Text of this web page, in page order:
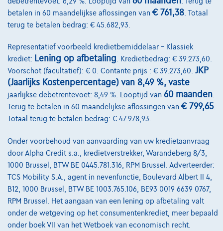
betalen in 60 maandelijkse aflossingen van € 761,38 . Totaal
terug te betalen bedrag: € 45.682,93.
Representatief voorbeeld kredietbemiddelaar – Klassiek
krediet: Lening op afbetaling. Kredietbedrag: € 39.273,60.
Voorschot (facultatief): € 0. Contante prijs : € 39.273,60. JKP
(Jaarlijks Kostenpercentage) van 8,49 %, vaste
jaarlijkse debetrentevoet: 8,49 %. Looptijd van 60 maanden.
Terug te betalen in 60 maandelijkse aflossingen van € 799,65.
Totaal terug te betalen bedrag: € 47.978,93.
Onder voorbehoud van aanvaarding van uw kredietaanvraag
door Alpha Credit s.a., kredietverstrekker, Warandeberg 8/3,
1000 Brussel, BTW BE 0445.781.316, RPM Brussel. Adverteerder:
TCS Mobility S.A., agent in nevenfunctie, Boulevard Albert II 4,
B12, 1000 Brussel, BTW BE 1003.765.106, BE93 0019 6639 0767,
RPM Brussel. Het aangaan van een lening op afbetaling valt
onder de wetgeving op het consumentenkrediet, meer bepaald
onder boek VII van het Wetboek van economisch recht.
Lease en persoonlijke lease
Over Ons
Word klant
Wie zijn we
Kwaliteitscharter
Onze dealers
Onze partners
Onze team
@2024 TCS Mobility SA/NV Copyright